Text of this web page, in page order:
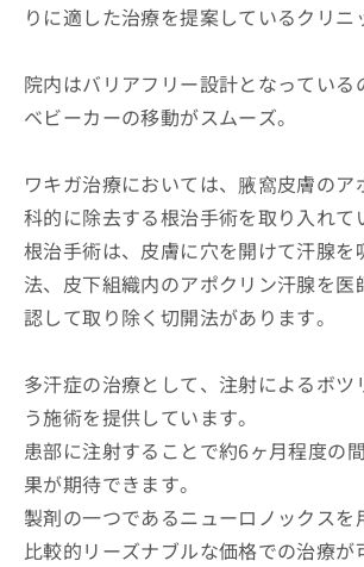
りに適した治療を提案しているクリニ
院内はバリアフリー設計となっている
ベビーカーの移動がスムーズ。
ワキガ治療においては、腋窩皮膚のア
科的に除去する根治手術を取り入れて
根治手術は、皮膚に穴を開けて汗腺を
法、皮下組織内のアポクリン汗腺を医
認して取り除く切開法があります。
多汗症の治療として、注射によるボツ
う施術を提供しています。
患部に注射することで約6ヶ月程度の
果が期待できます。
製剤の一つであるニューロノックスを
比較的リーズナブルな価格での治療が